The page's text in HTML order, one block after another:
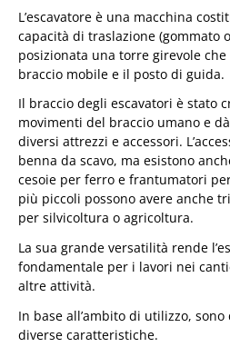
L’escavatore è una macchina
capacità di traslazione (gommato
posizionata una torre girevole
braccio mobile e il posto di guida.
Il braccio degli escavatori è stato
movimenti del braccio umano e
diversi attrezzi e accessori.
benna da scavo, ma esistono
cesoie per ferro e frantumatori
più piccoli possono avere anche
per silvicoltura o agricoltura.
La sua grande versatilità rende
fondamentale per i lavori nei
altre attività.
In base all’ambito di utilizzo,
diverse caratteristiche.